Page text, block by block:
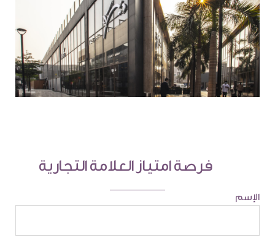
فرصة امتياز العلامة التجارية
الإسم